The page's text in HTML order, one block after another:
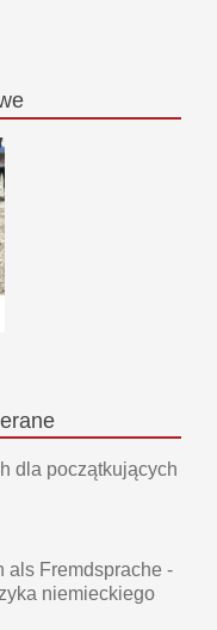
dla początkujących
als Fremdsprache -
niemieckiego